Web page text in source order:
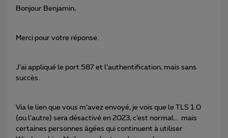
Bonjour Benjamin,
Merci pour votre réponse.
J’ai appliqué le port 587 et l’authentification, mais sans
succès.
Via le lien que vous m’avez envoyé, je vois que le TLS 1.0
(ou l’autre) sera désactivé en 2023, c’est normal… mais
certaines personnes âgées qui continuent à utiliser